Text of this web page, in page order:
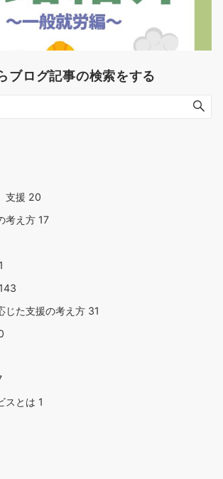
ブログ記事の検索をする
支援 20
考え方 17
1
143
じた支援の考え方 31
スとは 1